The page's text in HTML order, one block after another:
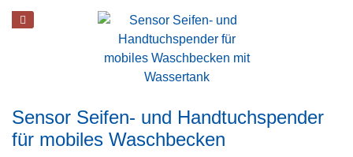
Sensor Seifen- und Handtuchspender
für mobiles Waschbecken